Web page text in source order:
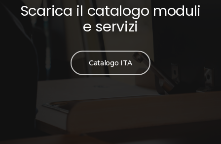
Scarica il catalogo moduli
e servizi
Catalogo ITA